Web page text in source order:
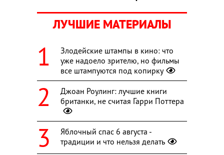
ЛУЧШИЕ МАТЕРИАЛЫ
Злодейские штампы в кино: что
уже надоело зрителю, но фильмы
все штампуются под копирку
Джоан Роулинг: лучшие книги
британки, не считая Гарри Поттера
Яблочный спас 6 августа -
традиции и что нельзя делать